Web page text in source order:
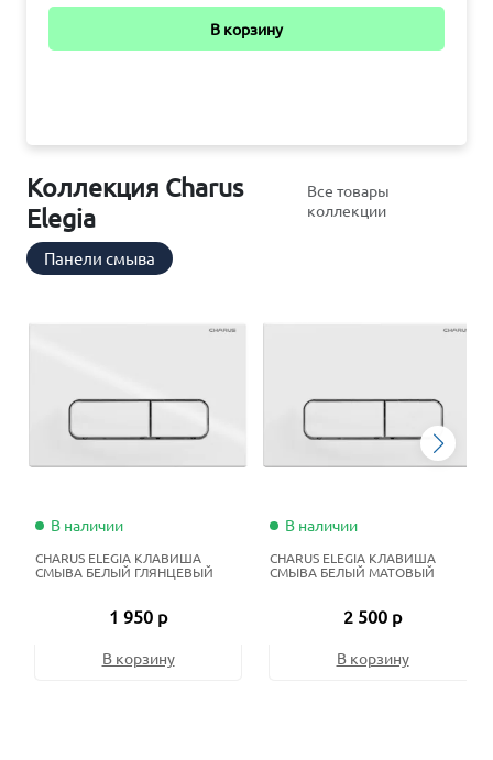
В корзину
Коллекция Charus
Elegia
Все товары
коллекции
Панели смыва
В наличии
CHARUS ELEGIA КЛАВИША
СМЫВА БЕЛЫЙ ГЛЯНЦЕВЫЙ
1 950 р
В корзину
В наличии
CHARUS ELEGIA КЛАВИША
СМЫВА БЕЛЫЙ МАТОВЫЙ
2 500 р
В корзину